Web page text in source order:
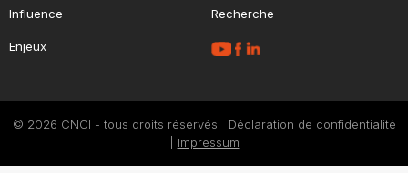
Influence
Enjeux
Recherche
© 2026 CNCI - tous droits réservés Déclaration de confidentialité
Impressum